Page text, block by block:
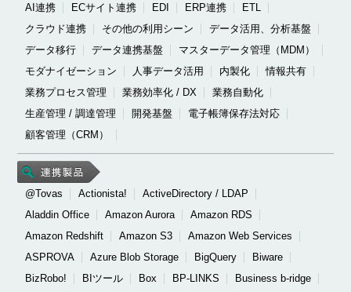
AI連携 ECサイト連携 EDI ERP連携
ETL
クラウド連携
その他の利用シーン
データ活用、分析基盤
データ移行
データ連携基盤
マスターデータ管理（MDM）
モダナイゼーション
人事データ活用 内製化
情報共有
業務プロセス管理
業務効率化 / DX
業務自動化
生産管理 / 調達管理
開発基盤
電子帳簿保存法対応
顧客管理（CRM）
@Tovas Actionista!
ActiveDirectory / LDAP
Aladdin Office
Amazon Aurora
Amazon RDS
Amazon Redshift
Amazon S3
Amazon Web Services
ASPROVA
Azure Blob Storage BigQuery
Biware
BizRobo!
BIツール Box BP-LINKS
Business b-ridge